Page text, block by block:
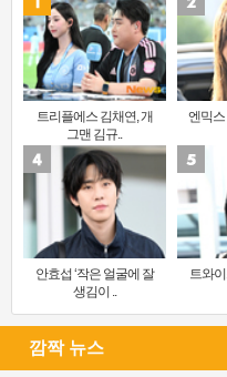
트리플에스 김채연, 개
그맨 김규..
엔믹스
안효섭 ‘작은 얼굴에 잘
생김이 ..
트와
깜짝 뉴스